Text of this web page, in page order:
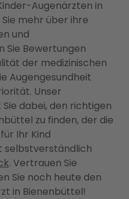
Augenärzten in
mehr über ihre
und
Sie Bewertungen
der medizinischen
Augengesundheit
Unser
dabei, den richtigen
zu finden, der die
Ihr Kind
selbstverständlich
. Vertrauen Sie
Sie noch heute den
in Bienenbüttel!